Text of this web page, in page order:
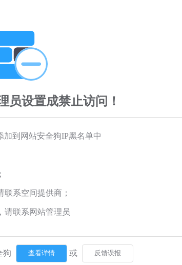
员设置成禁止访问！
到网站安全狗IP黑名单中
联系空间提供商；
请联系网站管理员
狗 或